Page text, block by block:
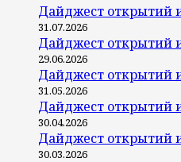
Дайджест открытий
31.07.2026
Дайджест открытий
29.06.2026
Дайджест открытий
31.05.2026
Дайджест открытий
30.04.2026
Дайджест открытий
30.03.2026